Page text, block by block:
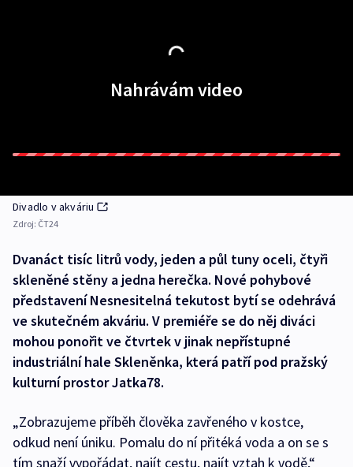
Nahrávám video
Divadlo v akváriu
Zdroj: ČT24
Dvanáct tisíc litrů vody, jeden a půl tuny oceli, čtyři
skleněné stěny a jedna herečka. Nové pohybové
představení Nesnesitelná tekutost bytí se odehrává
ve skutečném akváriu. V premiéře se do něj diváci
mohou ponořit ve čtvrtek v jinak nepřístupné
industriální hale Skleněnka, která patří pod pražský
kulturní prostor Jatka78.
„Zobrazujeme příběh člověka zavřeného v kostce,
odkud není úniku. Pomalu do ní přitéká voda a on se s
tím snaží vypořádat, najít cestu, najít vztah k vodě,“